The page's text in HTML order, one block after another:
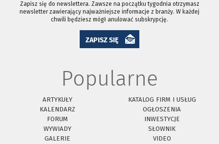
Zapisz się do newslettera. Zawsze na początku tygodnia otrzymasz
newsletter zawierający najważniejsze informacje z branży. W każdej
chwili będziesz mógł anulować subskrypcję.
ZAPISZ SIĘ
Popularne
ARTYKUŁY
KATALOG FIRM I USŁUG
KALENDARZ
OGŁOSZENIA
FORUM
INWESTYCJE
WYWIADY
SŁOWNIK
GALERIE
VIDEO